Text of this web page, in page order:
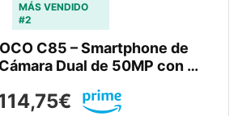
MÁS VENDIDO
#2
C85 – Smartphone de
Dual de 50MP con …